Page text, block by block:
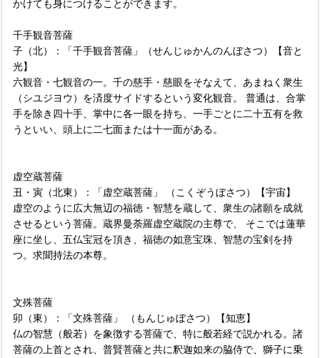
かけても身につけることができます。
千手観音菩薩
子（北）：「千手観音菩薩」（せんじゅかんのんぼさつ）【音と
光】
六観音・七観音の一。千の慈手・慈眼をそなえて、あまねく衆生
（シユジヨウ）を済度サイドするという変化観音。 普通は、合掌
手を除き四十手、掌中に各一眼を持ち、一手ごとに二十五有を救
うといい、頭上に二七面または十一面がある。
虚空蔵菩薩
丑・寅（北東）：「虚空蔵菩薩」 （こくぞうぼさつ）【宇宙】
虚空のように広大無辺の福徳・智慧を蔵して、衆生の諸願を成就
させるという菩薩。蔵界曼荼羅虚空蔵院の主尊で、 そこでは蓮華
座に坐し、五仏宝冠を頂き、福徳の如意宝珠、智慧の宝剣を持
つ。求聞持法の本尊。
文殊菩薩
卯（東）：「文殊菩薩」 （もんじゅぼさつ）【知恵】
仏の智慧（般若）を象徴する菩薩で、特に般若経で説かれる。諸
菩薩の上首とされ、普賢菩薩と共に釈迦如来の脇侍で、獅子に乗